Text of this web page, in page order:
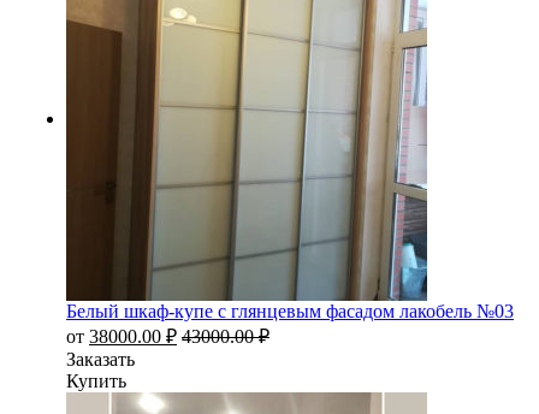
Белый шкаф-купе с глянцевым фасадом лакобель №03
от 38000.00 ₽ 43000.00₽
Заказать
Купить